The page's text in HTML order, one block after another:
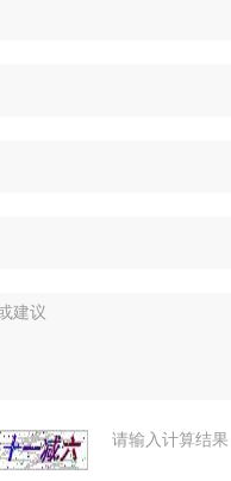
请输入计算结